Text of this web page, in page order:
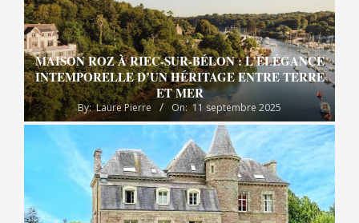
MAISON ROZ À RIEC-SUR-BÉLON : L’ÉLÉGANCE
INTEMPORELLE D’UN HÉRITAGE ENTRE TERRE
ET MER
By: Laure Pierre On: 11 septembre 2025